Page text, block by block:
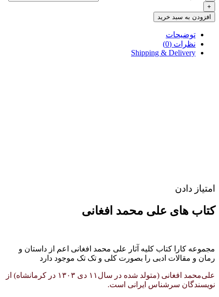
+
افزودن به سبد خرید
توضیحات
نظرات (0)
Shipping & Delivery
امتیاز دادن
کتاب های علی محمد افغانی
مجموعه کارا کتاب کلیه آثار علی محمد افغانی اعم از داستان و
رمان و مقالات ادبی را بصورت کلی و تک تک موجود دارد
علی‌محمد افغانی (متولد شده در سال۱۱ دی ۱۳۰۳ در کرمانشاه) از
نویسندگان سرشناس ایرانی است.